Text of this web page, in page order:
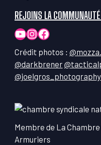
REJOINS LA
YouTube
Instagram
Facebook
Crédit photos :
@darkbrener
@joelgros_photography
Membre de La
Armuriers